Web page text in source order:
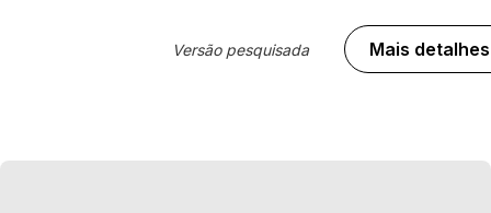
Versão pesquisada Mais detalhes